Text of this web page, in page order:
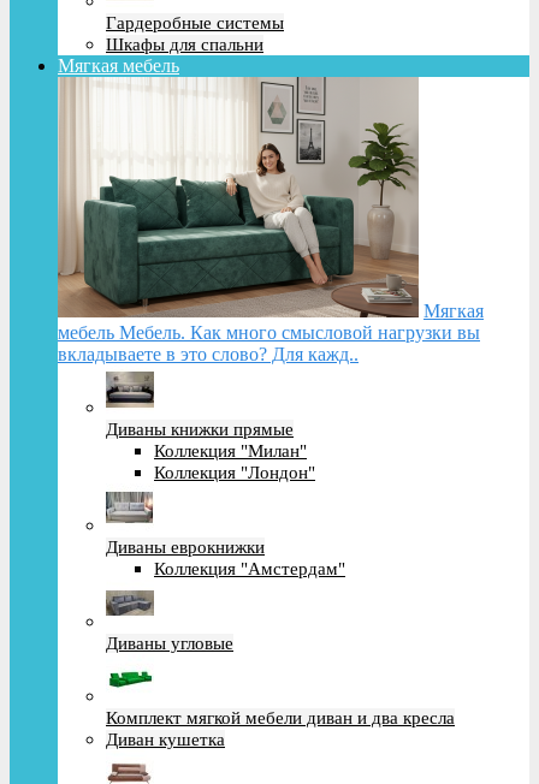
Гардеробные системы
Шкафы для спальни
Мягкая мебель
Мягкая
мебель Мебель. Как много смысловой нагрузки вы
вкладываете в это слово? Для кажд..
Диваны книжки прямые
Коллекция "Милан"
Коллекция "Лондон"
Диваны еврокнижки
Коллекция "Амстердам"
Диваны угловые
Комплект мягкой мебели диван и два кресла
Диван кушетка